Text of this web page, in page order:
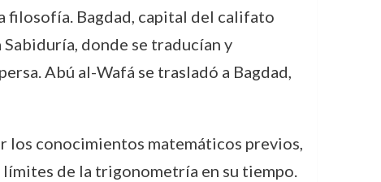
filosofía. Bagdad, capital del califato
donde se traducían y
Abú al-Wafá se trasladó a Bagdad,
conocimientos matemáticos previos,
de la trigonometría en su tiempo.